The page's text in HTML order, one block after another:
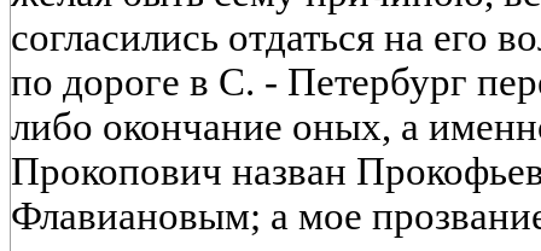
согласились отдаться на его
по дороге в С. - Петербург
либо окончание оных, а
Прокопович назван
Флавиановым; а мое